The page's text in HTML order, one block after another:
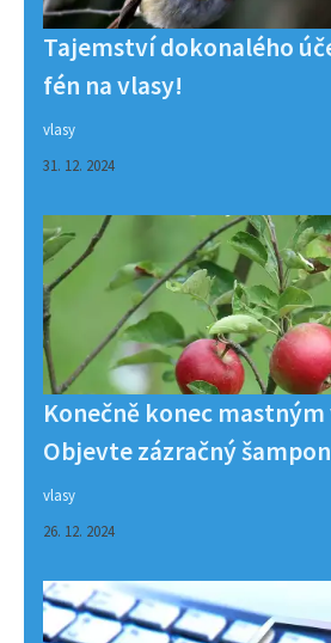
Tajemství dokonalého
fén na vlasy!
vlasy
31. 12. 2024
Konečně konec
Objevte zázračný šampon
vlasy
26. 12. 2024